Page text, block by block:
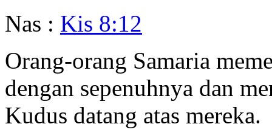
Nas : Kis 8:12
Orang-orang Samaria
dengan sepenuhnya dan
Kudus datang atas mereka.